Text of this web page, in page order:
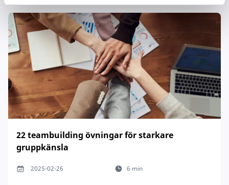
22 teambuilding övningar för starkare
gruppkänsla
2025-02-26 6 min